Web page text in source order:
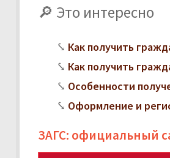
Это интересно
Как получить
Как получить
Особенности
Оформление и
ЗАГС: официальный